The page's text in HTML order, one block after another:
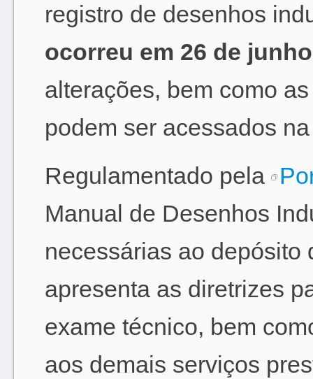
registro de desenhos
ocorreu em 26 de
alterações, bem como
podem ser acessados
Regulamentado pela
Manual de Desenhos
necessárias ao depósito
apresenta as diretrizes
exame técnico, bem
aos demais serviços